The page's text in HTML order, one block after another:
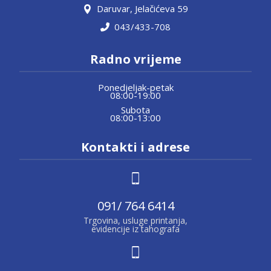
Daruvar, Jelačićeva 59
043/433-708
Radno vrijeme
Ponedjeljak-petak
08:00-19:00
Subota
08:00-13:00
Kontakti i adrese
091/ 764 6414
Trgovina, usluge printanja,
evidencije iz tahografa